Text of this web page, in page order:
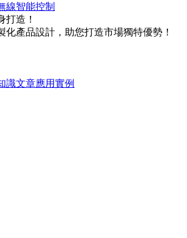
線智能控制
打造！
化產品設計，助您打造市場獨特優勢！
識⽂章應⽤實例
知